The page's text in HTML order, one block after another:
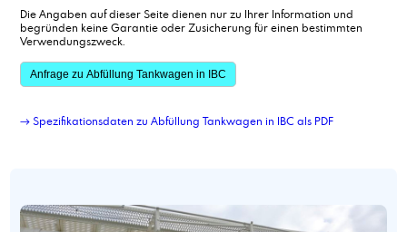
Die Angaben auf dieser Seite dienen nur zu Ihrer Information und
begründen keine Garantie oder Zusicherung für einen bestimmten
Verwendungszweck.
Anfrage zu Abfüllung Tankwagen in IBC
→ Spezifikationsdaten zu Abfüllung Tankwagen in IBC als PDF